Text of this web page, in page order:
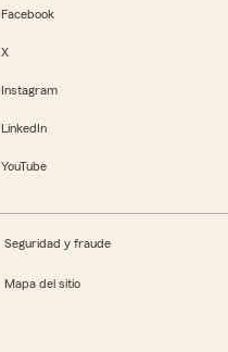
Facebook
X
Instagram
LinkedIn
YouTube
Seguridad y fraude
Mapa del sitio